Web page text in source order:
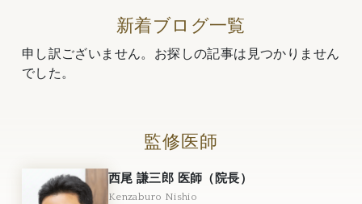
新着ブログ一覧
申し訳ございません。お探しの記事は見つかりません
でした。
監修医師
西尾 謙三郎 医師（院長）
Kenzaburo Nishio